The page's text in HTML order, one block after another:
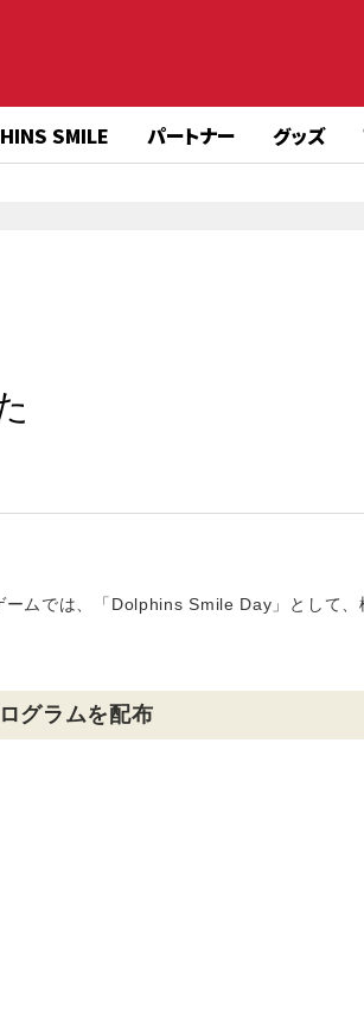
SMILE パートナー グッズ
ムでは、「Dolphins Smile Day」として、
グラムを配布